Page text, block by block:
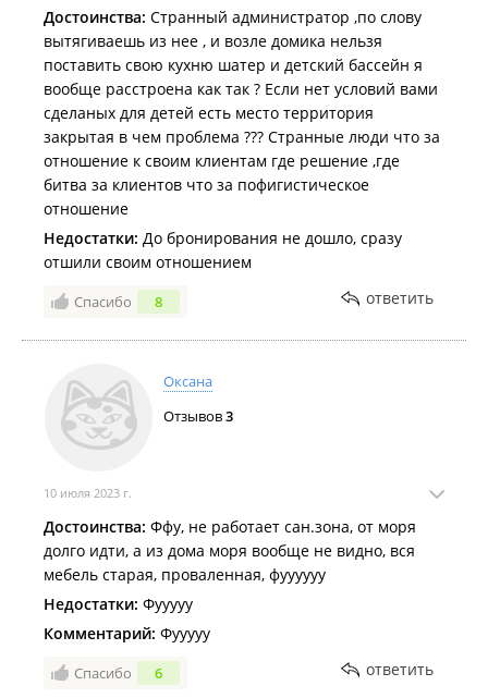
Достоинства: Странный администратор ,по слову
вытягиваешь из нее , и возле домика нельзя
поставить свою кухню шатер и детский бассейн я
вообще расстроена как так ? Если нет условий вами
сделаных для детей есть место территория
закрытая в чем проблема ??? Странные люди что за
отношение к своим клиентам где решение ,где
битва за клиентов что за пофигистическое
отношение
Недостатки: До бронирования не дошло, сразу
отшили своим отношением
Спасибо 8 ответить
Оксана
Отзывов3
10 июля 2023 г.
Достоинства: Ффу, не работает сан.зона, от моря
долго идти, а из дома моря вообще не видно, вся
мебель старая, проваленная, фуууууу
Недостатки: Фууууу
Комментарий: Фууууу
Спасибо 6 ответить